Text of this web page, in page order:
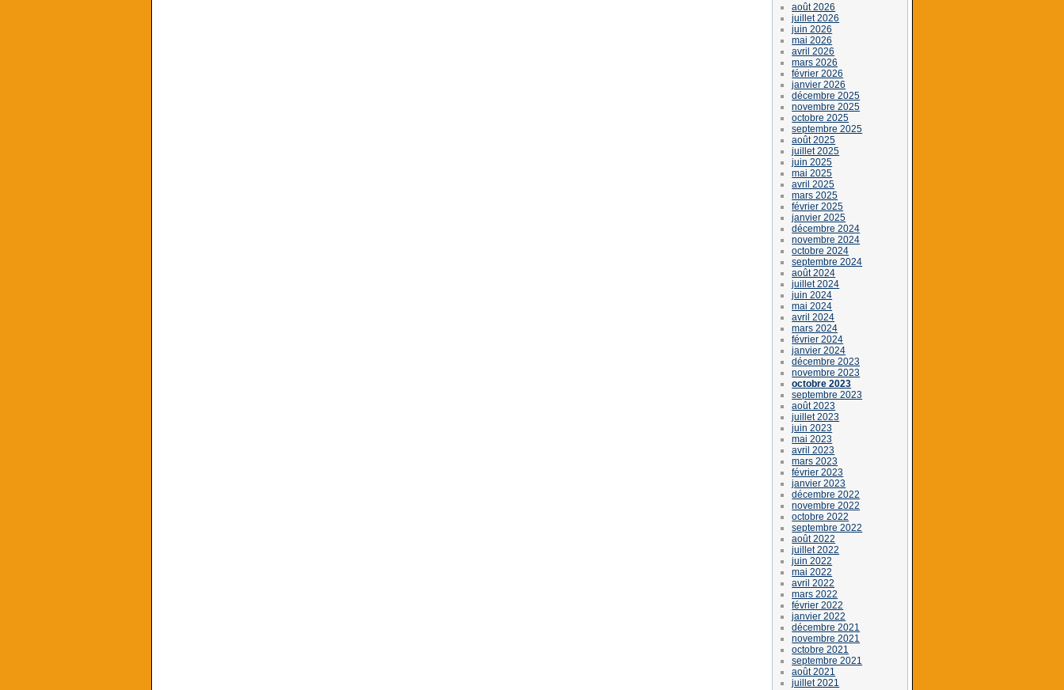
août 2026
juillet 2026
juin 2026
mai 2026
avril 2026
mars 2026
février 2026
janvier 2026
décembre 2025
novembre 2025
octobre 2025
septembre 2025
août 2025
juillet 2025
juin 2025
mai 2025
avril 2025
mars 2025
février 2025
janvier 2025
décembre 2024
novembre 2024
octobre 2024
septembre 2024
août 2024
juillet 2024
juin 2024
mai 2024
avril 2024
mars 2024
février 2024
janvier 2024
décembre 2023
novembre 2023
octobre 2023
septembre 2023
août 2023
juillet 2023
juin 2023
mai 2023
avril 2023
mars 2023
février 2023
janvier 2023
décembre 2022
novembre 2022
octobre 2022
septembre 2022
août 2022
juillet 2022
juin 2022
mai 2022
avril 2022
mars 2022
février 2022
janvier 2022
décembre 2021
novembre 2021
octobre 2021
septembre 2021
août 2021
juillet 2021